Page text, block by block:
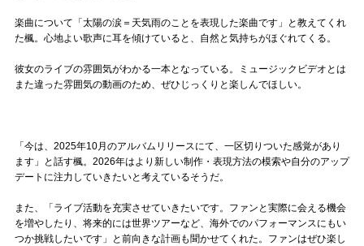
楽曲について「太陽の涙＝天気雨のことを表現した楽曲です」と教えてくれ
た楓。心地よい歌声に耳を傾けていると、自然と気持ちがほぐれてくる。
彼女のライブの雰囲気がわかる一本となっている。ミュージックビデオとは
また違った雰囲気の動画のため、ぜひじっくりと楽しんでほしい。
「今は、2025年10月のアルバムリリースにて、一区切りついた感覚があり
ます」と話す楓。2026年はより新しい制作・表現方法の模索や自分のアップ
デートに注力していきたいと考えているそうだ。
また、「ライブ活動を充実させていきたいです。ファンと実際に会える機会
を増やしたり、将来的には世界ツアーなど、海外でのパフォーマンスにもい
つか挑戦したいです」と前向きな計画も聞かせてくれた。ファンはぜひ楽し